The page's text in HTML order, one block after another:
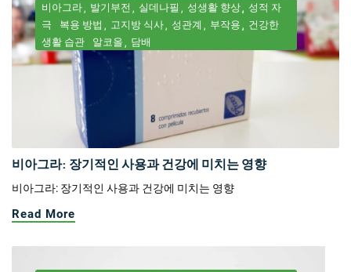
비아그라 발기부전 실데나필 성생활 향상
성적 자
극
복용 방법 고지방 식사 성관계 부작용
건강한
생활 습관
알코올 담배
비아그라: 장기적인 사용과 건강에 미치는 영향
비아그라: 장기적인 사용과 건강에 미치는 영향
Read More